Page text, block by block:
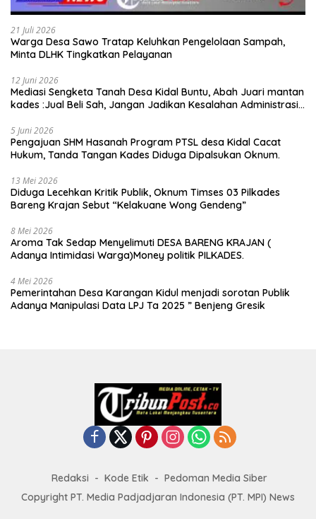
21 Juli 2026
Warga Desa Sawo Tratap Keluhkan Pengelolaan Sampah,
Minta DLHK Tingkatkan Pelayanan
12 Juni 2026
Mediasi Sengketa Tanah Desa Kidal Buntu, Abah Juari mantan
kades :Jual Beli Sah, Jangan Jadikan Kesalahan Administrasi
5 Juni 2026
Pengajuan SHM Hasanah Program PTSL desa Kidal Cacat
Hukum, Tanda Tangan Kades Diduga Dipalsukan Oknum.
13 Mei 2026
Diduga Lecehkan Kritik Publik, Oknum Timses 03 Pilkades
Bareng Krajan Sebut “Kelakuane Wong Gendeng”
8 Mei 2026
Aroma Tak Sedap Menyelimuti DESA BARENG KRAJAN (
Adanya Intimidasi Warga)Money politik PILKADES.
4 Mei 2026
Pemerintahan Desa Karangan Kidul menjadi sorotan Publik
Adanya Manipulasi Data LPJ Ta 2025 ” Benjeng Gresik
Redaksi Kode Etik
Pedoman Media Siber
Copyright PT. Media Padjadjaran Indonesia (PT. MPI) News